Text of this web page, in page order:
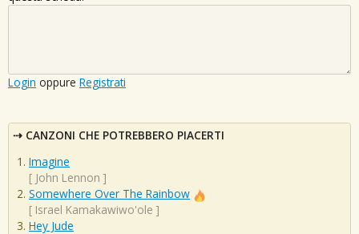
Login oppure Registrati
CANZONI CHE POTREBBERO PIACERTI
Imagine
[ John Lennon ]
Somewhere Over The Rainbow
[ Israel Kamakawiwo'ole ]
Hey Jude